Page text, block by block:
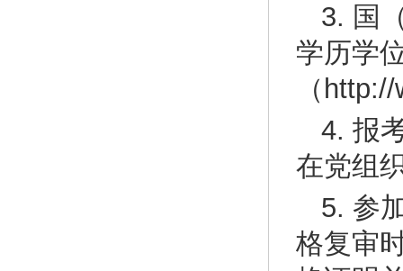
3. 国
学历学
（
4. 报
在党组
5. 参
格复审